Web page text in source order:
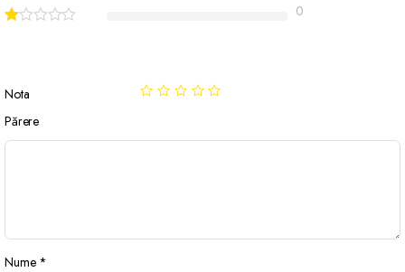
0
Nota
Părere
Nume *